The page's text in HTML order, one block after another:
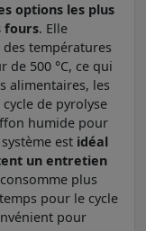
options les plus
fours. Elle
températures
de 500 °C, ce qui
alimentaires, les
de pyrolyse
humide pour
est idéal
un entretien
plus
pour le cycle
pour